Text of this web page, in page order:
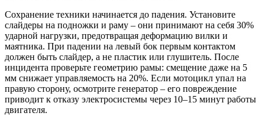
Сохранение техники начинается до падения. Установите
слайдеры на подножки и раму – они принимают на себя 30%
ударной нагрузки, предотвращая деформацию вилки и
маятника. При падении на левый бок первым контактом
должен быть слайдер, а не пластик или глушитель. После
инцидента проверьте геометрию рамы: смещение даже на 5
мм снижает управляемость на 20%. Если мотоцикл упал на
правую сторону, осмотрите генератор – его повреждение
приводит к отказу электросистемы через 10–15 минут работы
двигателя.